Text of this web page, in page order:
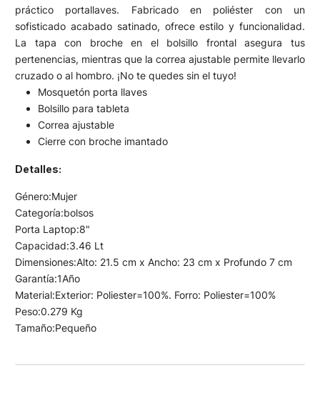
práctico portallaves. Fabricado en poliéster con un
sofisticado acabado satinado, ofrece estilo y funcionalidad.
La tapa con broche en el bolsillo frontal asegura tus
pertenencias, mientras que la correa ajustable permite llevarlo
cruzado o al hombro. ¡No te quedes sin el tuyo!
Mosquetón porta llaves
Bolsillo para tableta
Correa ajustable
Cierre con broche imantado
Detalles:
Género:Mujer
Categoría:bolsos
Porta Laptop:8"
Capacidad:3.46 Lt
Dimensiones:Alto: 21.5 cm x Ancho: 23 cm x Profundo 7 cm
Garantía:1Año
Material:Exterior: Poliester=100%. Forro: Poliester=100%
Peso:0.279 Kg
Tamaño:Pequeño